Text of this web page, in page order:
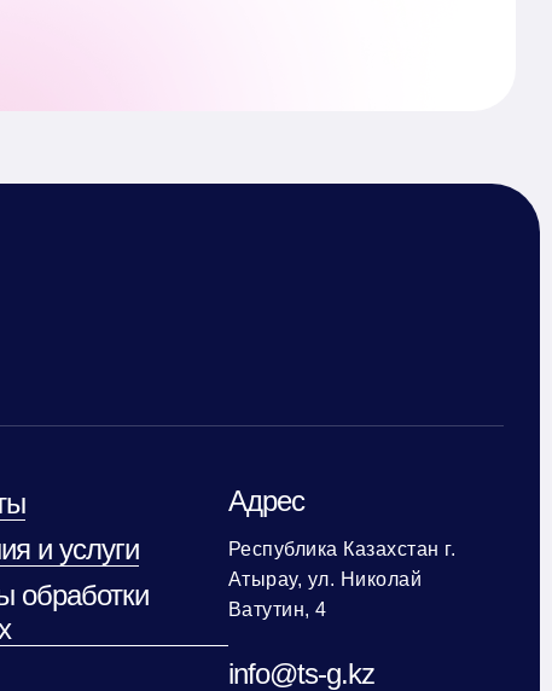
и услуги
обработки
Адрес
Республика Казахстан г.
Атырау, ул. Николай
Ватутин, 4
info@ts-g.kz